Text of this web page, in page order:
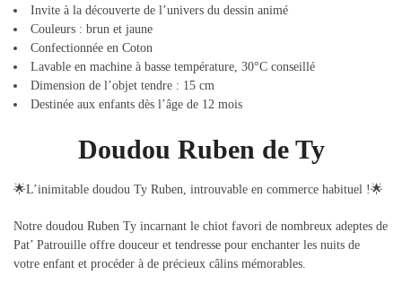
Invite à la découverte de l’univers du dessin animé
Couleurs : brun et jaune
Confectionnée en Coton
Lavable en machine à basse température, 30°C conseillé
Dimension de l’objet tendre : 15 cm
Destinée aux enfants dès l’âge de 12 mois
Doudou Ruben de Ty
🌟L’inimitable doudou Ty Ruben, introuvable en commerce habituel !🌟
Notre doudou Ruben Ty incarnant le chiot favori de nombreux adeptes de
Pat’ Patrouille offre douceur et tendresse pour enchanter les nuits de
votre enfant et procéder à de précieux câlins mémorables.